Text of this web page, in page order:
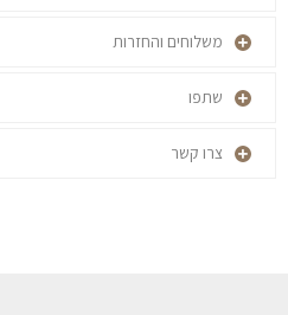
משלוחים והחזרות
שתפו
צרו קשר